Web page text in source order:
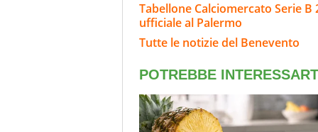
Tabellone Calciomercato Serie B
ufficiale al Palermo
Tutte le notizie del Benevento